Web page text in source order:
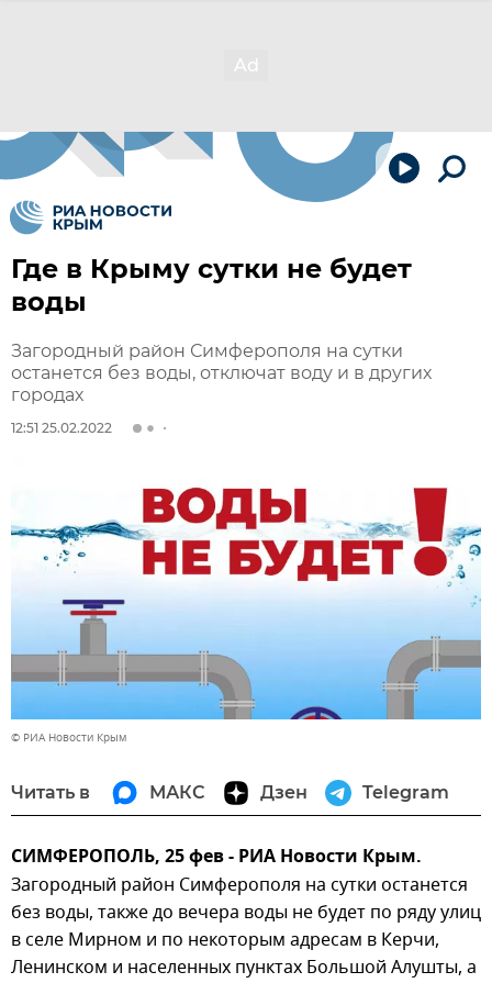
Где в Крыму сутки не будет
воды
Загородный район Симферополя на сутки
останется без воды, отключат воду и в других
городах
12:51 25.02.2022
© РИА Новости Крым
Читать в МАКС Дзен Telegram
СИМФЕРОПОЛЬ, 25 фев - РИА Новости Крым.
Загородный район Симферополя на сутки останется
без воды, также до вечера воды не будет по ряду улиц
в селе Мирном и по некоторым адресам в Керчи,
Ленинском и населенных пунктах Большой Алушты, а